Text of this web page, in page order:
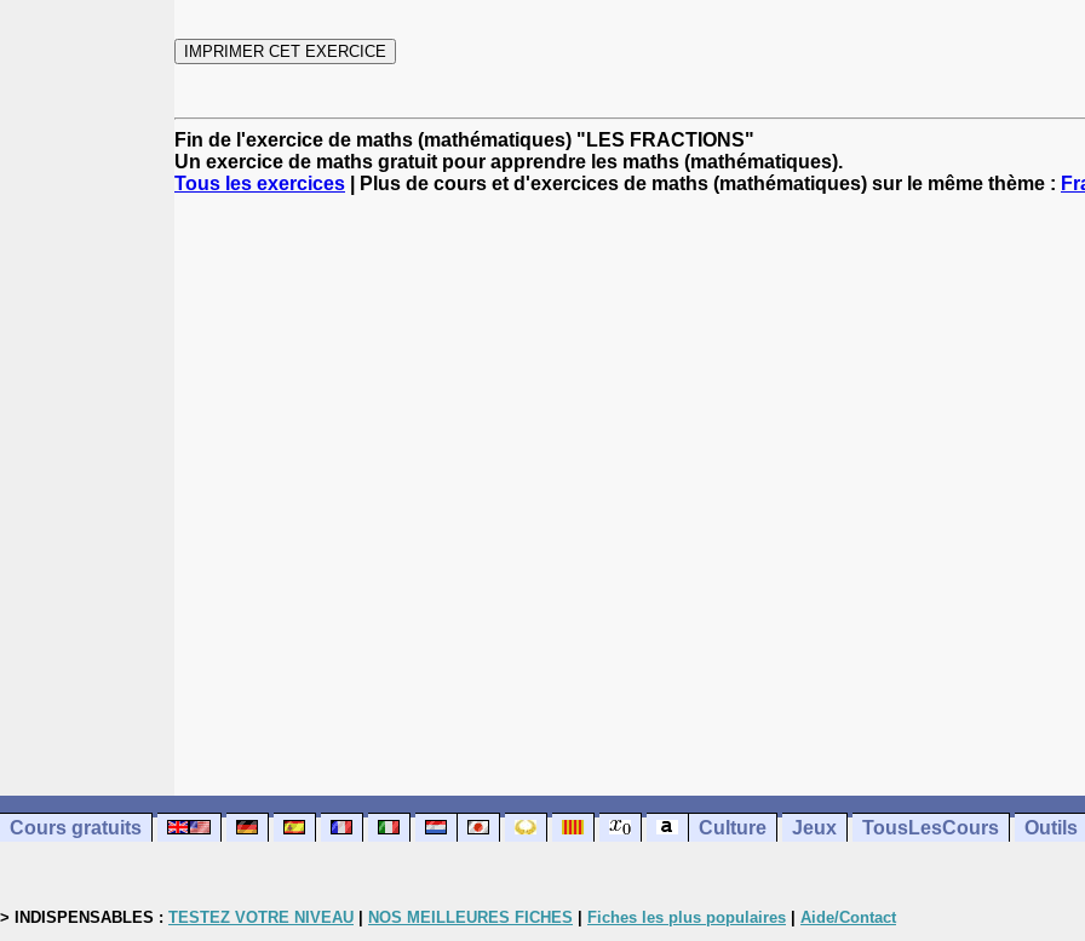
Fin de l'exercice de maths (mathématiques) "LES FRACTIONS"
Un exercice de maths gratuit pour apprendre les maths (mathématiques).
Tous les exercices | Plus de cours et d'exercices de maths (mathématiques) sur le même thème :
Cours gratuits Culture Jeux TousLesCours Outils
> INDISPENSABLES : TESTEZ VOTRE NIVEAU NOS MEILLEURES FICHES Fiches les plus populaires Aide/Contact